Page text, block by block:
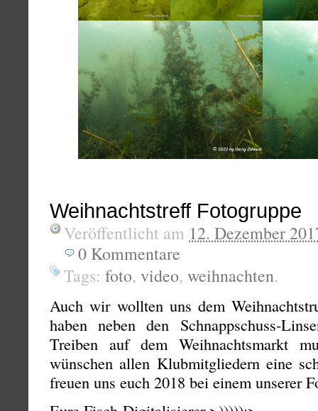
Weihnachtstreff Fotogruppe
Veröffentlicht am 12. Dezember
0 Kommentare
Tags: foto, video, weihnachten.
Auch wir wollten uns dem
haben neben den Schnappschuss-
Treiben auf dem Weihnachtsmarkt
wünschen allen Klubmitgliedern eine
freuen uns euch 2018 bei einem unserer